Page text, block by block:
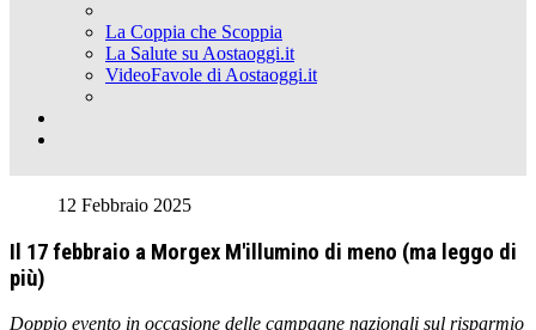
La Coppia che Scoppia
La Salute su Aostaoggi.it
VideoFavole di Aostaoggi.it
12 Febbraio 2025
Il 17 febbraio a Morgex M'illumino di meno (ma leggo di
più)
Doppio evento in occasione delle campagne nazionali sul risparmio